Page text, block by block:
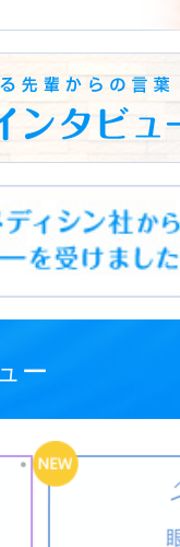
ー